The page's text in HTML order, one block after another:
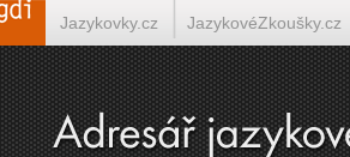
Jazykovky.cz JazykovéZkoušky.cz
Španělština on-line Italština on-line